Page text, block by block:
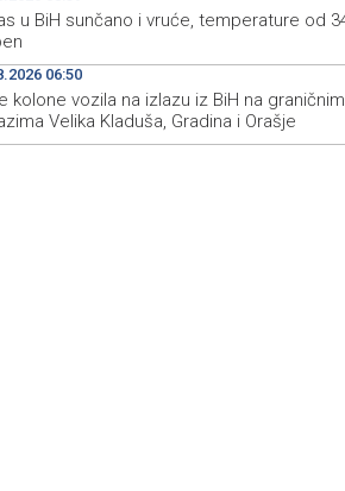
u BiH sunčano i vruće, temperature od
06:50
kolone vozila na izlazu iz BiH na graničnim
Velika Kladuša, Gradina i Orašje